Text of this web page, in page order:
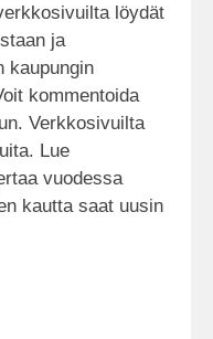
löydät
ja
kaupungin
kommentoida
Verkkosivuilta
Lue
vuodessa
kautta saat uusin